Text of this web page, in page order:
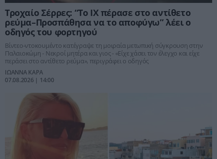
Τροχαίο Σέρρες: “Το ΙΧ πέρασε στο αντίθετο
ρεύμα–Προσπάθησα να το αποφύγω” λέει ο
οδηγός του φορτηγού
Βίντεο-ντοκουμέντο κατέγραψε τη μοιραία μετωπική σύγκρουση στην
Παλαιοκώμη - Νεκροί μητέρα και γιος - «Είχε χάσει τον έλεγχο και είχε
περάσει στο αντίθετο ρεύμα», περιγράφει ο οδηγός
ΙΩΑΝΝΑ ΚΑΡΑ
07.08.2026 | 14:00